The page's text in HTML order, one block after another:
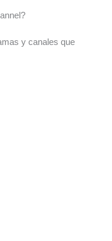
y canales que